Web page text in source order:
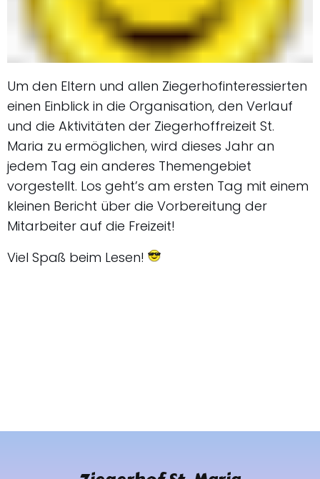
Um den Eltern und allen Ziegerhofinteressierten
einen Einblick in die Organisation, den Verlauf
und die Aktivitäten der Ziegerhoffreizeit St.
Maria zu ermöglichen, wird dieses Jahr an
jedem Tag ein anderes Themengebiet
vorgestellt. Los geht’s am ersten Tag mit einem
kleinen Bericht über die Vorbereitung der
Mitarbeiter auf die Freizeit!
Viel Spaß beim Lesen!